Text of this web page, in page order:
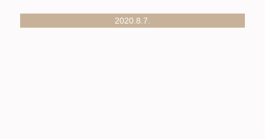
2020.8.7.